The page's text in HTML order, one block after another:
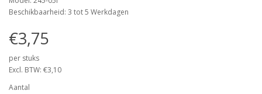
Beschikbaarheid: 3 tot 5 Werkdagen
€3,75
per stuks
Excl. BTW: €3,10
Aantal